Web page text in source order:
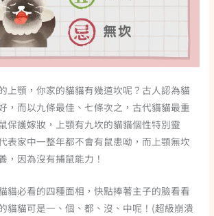
上顎，你家的貓貓有幾道坎呢？古人認為貓
，而以九條最佳、七條次之，古代貓貓最重
保護嫁妝，上顎有九坎的貓貓個性特別靈
表家中一整年都不會有鼠患呦，而上顎無坎
，因為沒有捕鼠能力！
貓必看的四種面相，快點捧著主子的臉看看
貓貓可是一、個、都、沒、中呢！(超級崩潰